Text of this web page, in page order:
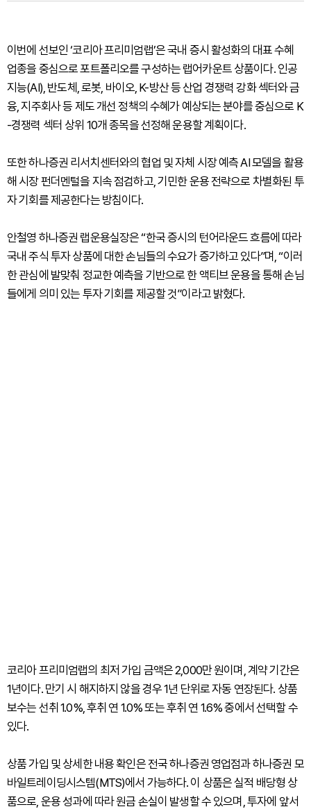
이번에 선보인 ‘코리아 프리미엄랩’은 국내 증시 활성화의 대표 수혜
업종을 중심으로 포트폴리오를 구성하는 랩어카운트 상품이다. 인공
지능(AI), 반도체, 로봇, 바이오, K-방산 등 산업 경쟁력 강화 섹터와 금
융, 지주회사 등 제도 개선 정책의 수혜가 예상되는 분야를 중심으로 K
-경쟁력 섹터 상위 10개 종목을 선정해 운용할 계획이다.
또한 하나증권 리서치센터와의 협업 및 자체 시장 예측 AI 모델을 활용
해 시장 펀더멘털을 지속 점검하고, 기민한 운용 전략으로 차별화된 투
자 기회를 제공한다는 방침이다.
안철영 하나증권 랩운용실장은 “한국 증시의 턴어라운드 흐름에 따라
국내 주식 투자 상품에 대한 손님들의 수요가 증가하고 있다”며, “이러
한 관심에 발맞춰 정교한 예측을 기반으로 한 액티브 운용을 통해 손님
들에게 의미 있는 투자 기회를 제공할 것”이라고 밝혔다.
코리아 프리미엄랩의 최저 가입 금액은 2,000만 원이며, 계약 기간은
1년이다. 만기 시 해지하지 않을 경우 1년 단위로 자동 연장된다. 상품
보수는 선취 1.0%, 후취 연 1.0% 또는 후취 연 1.6% 중에서 선택할 수
있다.
상품 가입 및 상세한 내용 확인은 전국 하나증권 영업점과 하나증권 모
바일트레이딩시스템(MTS)에서 가능하다. 이 상품은 실적 배당형 상
품으로, 운용 성과에 따라 원금 손실이 발생할 수 있으며, 투자에 앞서